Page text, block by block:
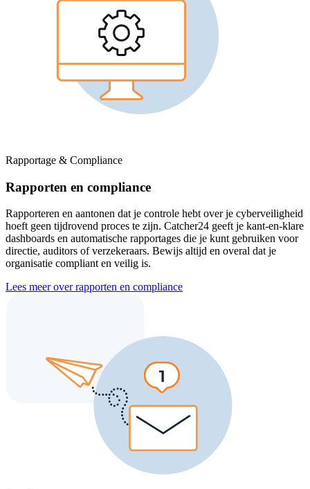
Rapportage & Compliance
Rapporten en compliance
Rapporteren en aantonen dat je controle hebt over je cyberveiligheid
hoeft geen tijdrovend proces te zijn. Catcher24 geeft je kant-en-klare
dashboards en automatische rapportages die je kunt gebruiken voor
directie, auditors of verzekeraars. Bewijs altijd en overal dat je
organisatie compliant en veilig is.
Lees meer over rapporten en compliance